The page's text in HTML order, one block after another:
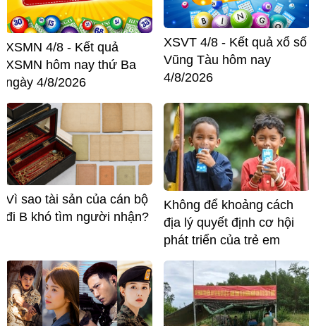
XSMN 4/8 - Kết quả
XSMN hôm nay thứ Ba
ngày 4/8/2026
XSVT 4/8 - Kết quả xổ số
Vũng Tàu hôm nay
4/8/2026
Vì sao tài sản của cán bộ
đi B khó tìm người nhận?
Không để khoảng cách
địa lý quyết định cơ hội
phát triển của trẻ em